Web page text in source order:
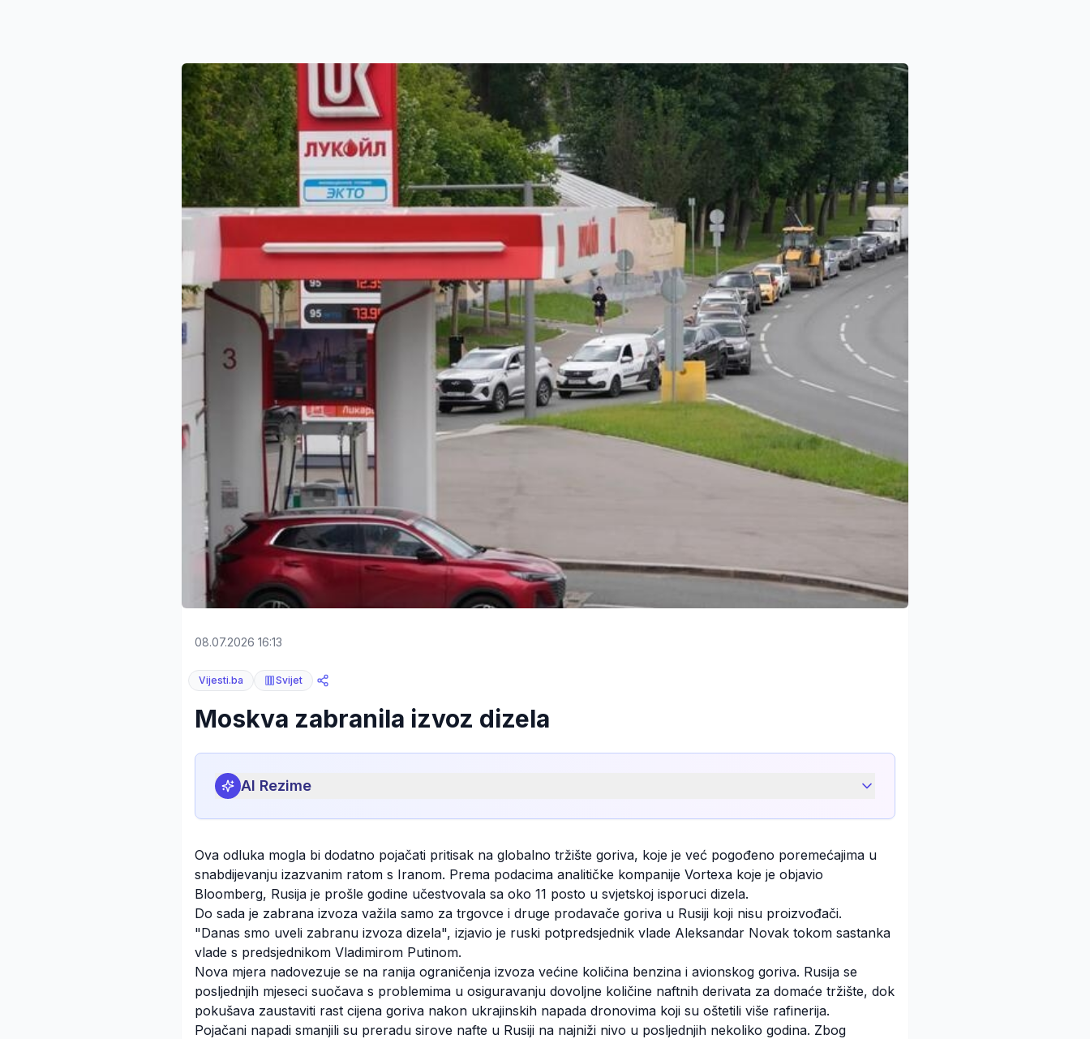
08.07.2026 16:13
Vijesti.ba Svijet
Moskva zabranila izvoz dizela
AI Rezime
Ova odluka mogla bi dodatno pojačati pritisak na globalno tržište goriva, koje je već pogođeno poremećajima u
snabdijevanju izazvanim ratom s Iranom. Prema podacima analitičke kompanije Vortexa koje je objavio
Bloomberg, Rusija je prošle godine učestvovala sa oko 11 posto u svjetskoj isporuci dizela.
Do sada je zabrana izvoza važila samo za trgovce i druge prodavače goriva u Rusiji koji nisu proizvođači.
"Danas smo uveli zabranu izvoza dizela", izjavio je ruski potpredsjednik vlade Aleksandar Novak tokom sastanka
vlade s predsjednikom Vladimirom Putinom.
Nova mjera nadovezuje se na ranija ograničenja izvoza većine količina benzina i avionskog goriva. Rusija se
posljednjih mjeseci suočava s problemima u osiguravanju dovoljne količine naftnih derivata za domaće tržište, dok
pokušava zaustaviti rast cijena goriva nakon ukrajinskih napada dronovima koji su oštetili više rafinerija.
Pojačani napadi smanjili su preradu sirove nafte u Rusiji na najniži nivo u posljednjih nekoliko godina. Zbog